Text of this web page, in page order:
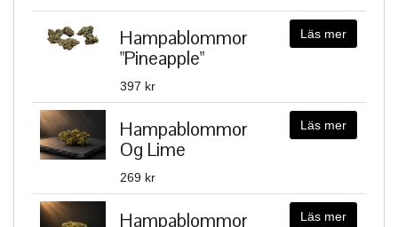
Hampablommor
"Pineapple"
397 kr
Läs mer
Hampablommor
Og Lime
269 kr
Läs mer
Hampablommor Läs mer